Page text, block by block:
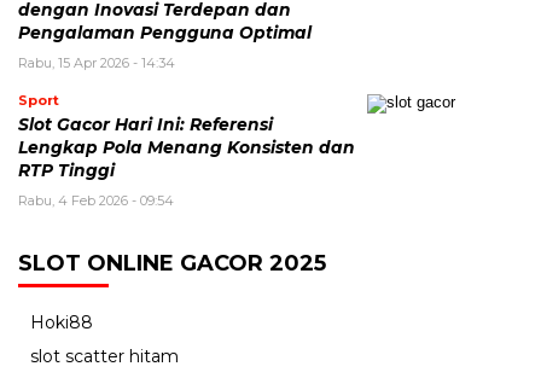
dengan Inovasi Terdepan dan
Pengalaman Pengguna Optimal
Rabu, 15 Apr 2026 - 14:34
Sport
Slot Gacor Hari Ini: Referensi
Lengkap Pola Menang Konsisten dan
RTP Tinggi
Rabu, 4 Feb 2026 - 09:54
SLOT ONLINE GACOR 2025
Hoki88
slot scatter hitam